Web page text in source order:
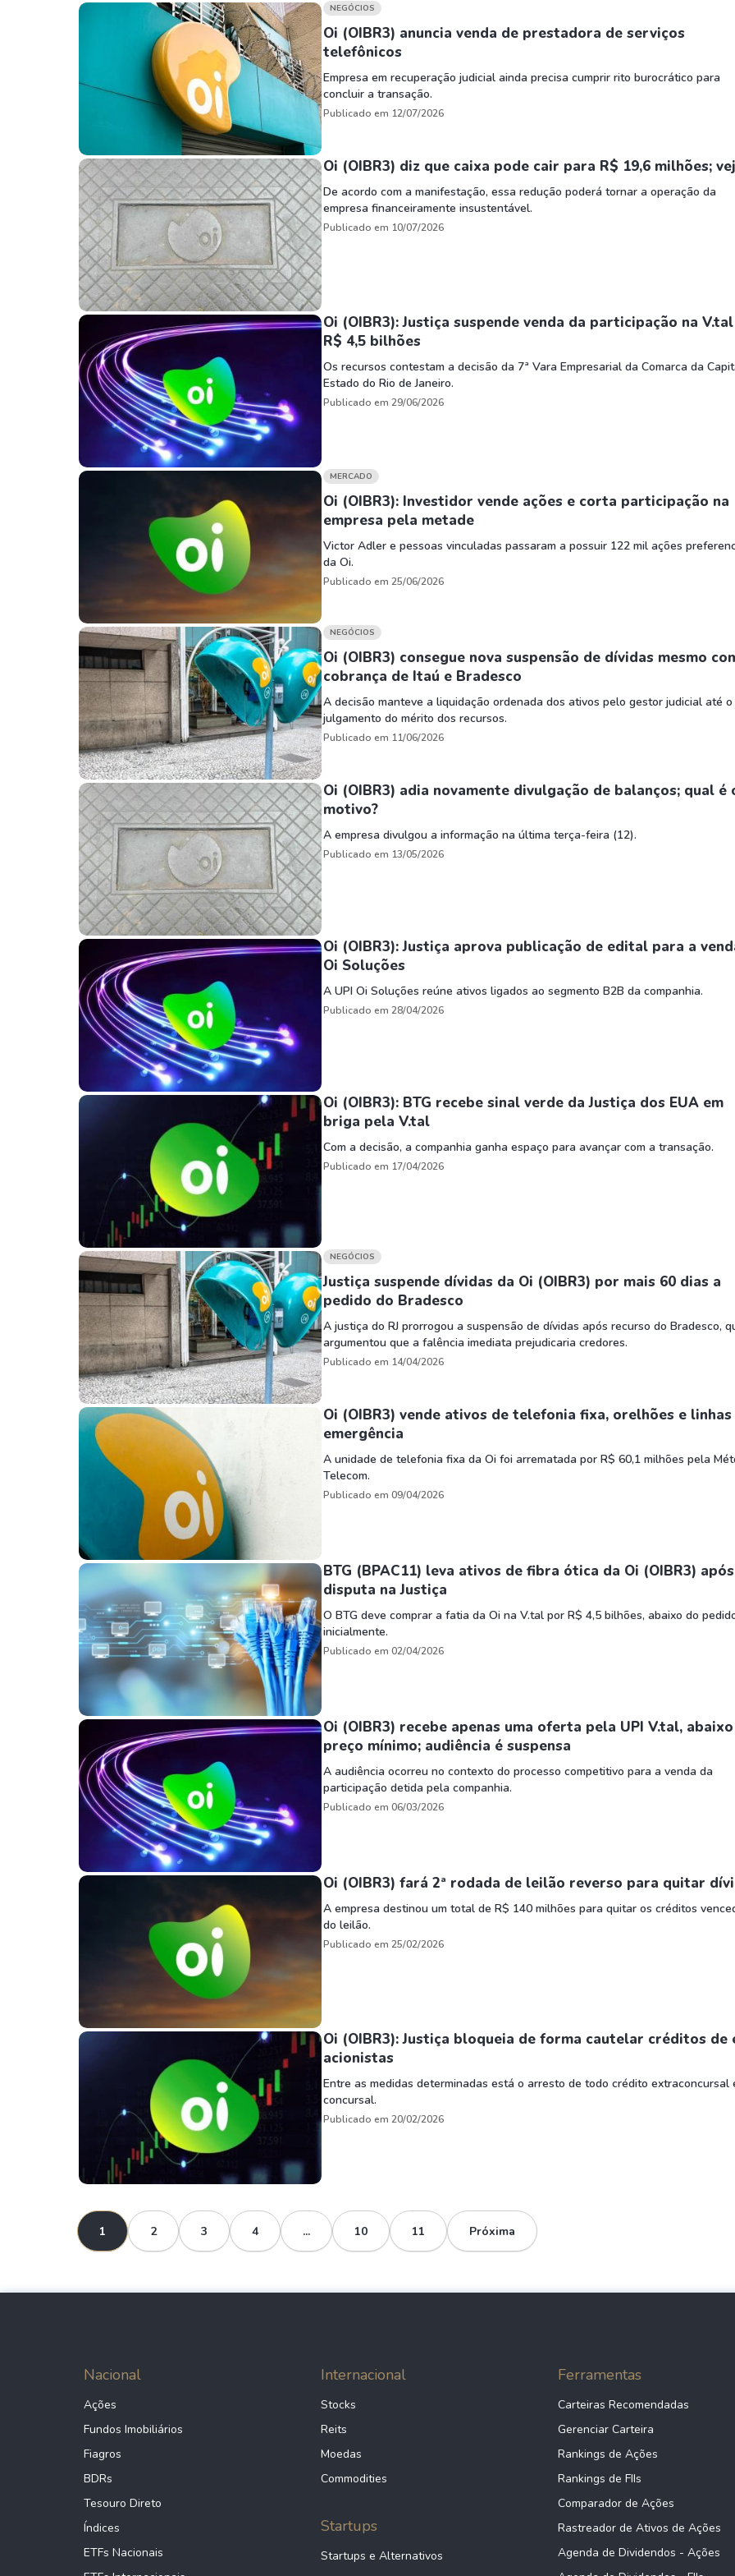
Petrobrás
KNRI11
KNCR11
Ver todos
GOLD11
XINA11
Ver todos
Meta
Ver todos
Solana
Ver todos
NEGÓCIOS
Oi (OIBR3) anuncia venda de prestadora de serviços
telefônicos
Empresa em recuperação judicial ainda precisa cumprir rito burocrático para
concluir a transação.
Publicado em 12/07/2026
Oi (OIBR3) diz que caixa pode cair para R$ 19,6 milhões;
De acordo com a manifestação, essa redução poderá tornar a operação da
empresa financeiramente insustentável.
Publicado em 10/07/2026
Oi (OIBR3): Justiça suspende venda da participação na
R$ 4,5 bilhões
Os recursos contestam a decisão da 7ª Vara Empresarial da Comarca da
Estado do Rio de Janeiro.
Publicado em 29/06/2026
MERCADO
Oi (OIBR3): Investidor vende ações e corta participação na
empresa pela metade
Victor Adler e pessoas vinculadas passaram a possuir 122 mil ações
da Oi.
Publicado em 25/06/2026
NEGÓCIOS
Oi (OIBR3) consegue nova suspensão de dívidas mesmo
cobrança de Itaú e Bradesco
A decisão manteve a liquidação ordenada dos ativos pelo gestor judicial até o
julgamento do mérito dos recursos.
Publicado em 11/06/2026
Oi (OIBR3) adia novamente divulgação de balanços; qual é
motivo?
A empresa divulgou a informação na última terça-feira (12).
Publicado em 13/05/2026
Oi (OIBR3): Justiça aprova publicação de edital para a
Oi Soluções
A UPI Oi Soluções reúne ativos ligados ao segmento B2B da companhia.
Publicado em 28/04/2026
Oi (OIBR3): BTG recebe sinal verde da Justiça dos EUA em
briga pela V.tal
Com a decisão, a companhia ganha espaço para avançar com a transação.
Publicado em 17/04/2026
NEGÓCIOS
Justiça suspende dívidas da Oi (OIBR3) por mais 60 dias a
pedido do Bradesco
A justiça do RJ prorrogou a suspensão de dívidas após recurso do Bradesco,
argumentou que a falência imediata prejudicaria credores.
Publicado em 14/04/2026
Oi (OIBR3) vende ativos de telefonia fixa, orelhões e linhas
emergência
A unidade de telefonia fixa da Oi foi arrematada por R$ 60,1 milhões pela
Telecom.
Publicado em 09/04/2026
BTG (BPAC11) leva ativos de fibra ótica da Oi (OIBR3) após
disputa na Justiça
O BTG deve comprar a fatia da Oi na V.tal por R$ 4,5 bilhões, abaixo do
inicialmente.
Publicado em 02/04/2026
Oi (OIBR3) recebe apenas uma oferta pela UPI V.tal,
preço mínimo; audiência é suspensa
A audiência ocorreu no contexto do processo competitivo para a venda da
participação detida pela companhia.
Publicado em 06/03/2026
Oi (OIBR3) fará 2ª rodada de leilão reverso para quitar
A empresa destinou um total de R$ 140 milhões para quitar os créditos
do leilão.
Publicado em 25/02/2026
Oi (OIBR3): Justiça bloqueia de forma cautelar créditos de
acionistas
Entre as medidas determinadas está o arresto de todo crédito extraconcursal
concursal.
Publicado em 20/02/2026
1 2 3 4 ... 10 11 Próxima
Nacional
Ações
Fundos Imobiliários
Fiagros
BDRs
Tesouro Direto
Índices
ETFs Nacionais
Internacional
Stocks
Reits
Moedas
Commodities
Startups
Startups e Alternativos
Ferramentas
Carteiras Recomendadas
Gerenciar Carteira
Rankings de Ações
Rankings de FIIs
Comparador de Ações
Rastreador de Ativos de Ações
Agenda de Dividendos - Ações